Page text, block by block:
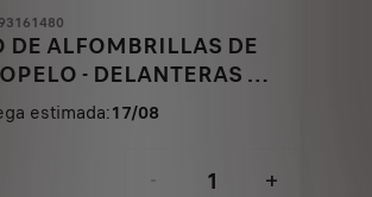
DE ALFOMBRILLAS DE
- DELANTERAS Y
estimada:17/08
-
+